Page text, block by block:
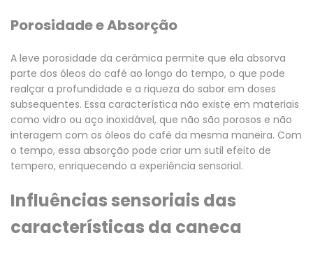
Porosidade e Absorção
A leve porosidade da cerâmica permite que ela absorva
parte dos óleos do café ao longo do tempo, o que pode
realçar a profundidade e a riqueza do sabor em doses
subsequentes. Essa característica não existe em materiais
como vidro ou aço inoxidável, que não são porosos e não
interagem com os óleos do café da mesma maneira. Com
o tempo, essa absorção pode criar um sutil efeito de
tempero, enriquecendo a experiência sensorial.
Influências sensoriais das
características da caneca